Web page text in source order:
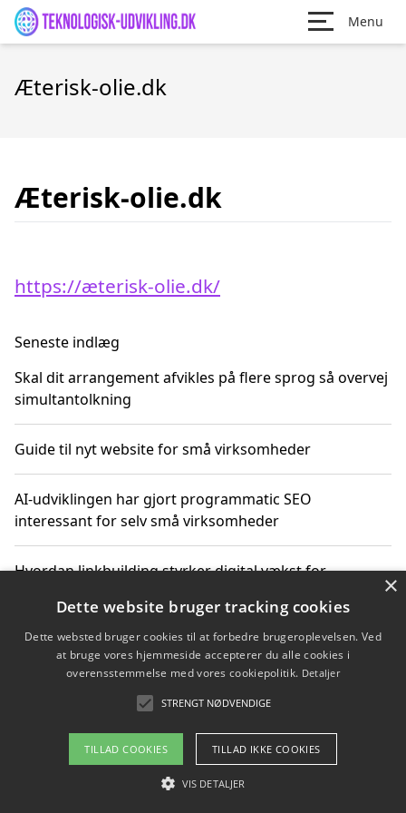
Menu
Æterisk-olie.dk
Æterisk-olie.dk
https://æterisk-olie.dk/
Seneste indlæg
Skal dit arrangement afvikles på flere sprog så overvej
simultantolkning
Guide til nyt website for små virksomheder
AI-udviklingen har gjort programmatic SEO
interessant for selv små virksomheder
Hvordan linkbuilding styrker digital vækst for
Sådan har udviklingen inden for genbrug af elektronik
ændret sig
Copyright 2026 - Pilanto Aps
Om / kontakt
×
Dette website bruger tracking cookies
Dette websted bruger cookies til at forbedre brugeroplevelsen. Ved
at bruge vores hjemmeside accepterer du alle cookies i
overensstemmelse med vores cookiepolitik. Detaljer
STRENGT NØDVENDIGE
TILLAD COOKIES TILLAD IKKE COOKIES
VIS DETALJER